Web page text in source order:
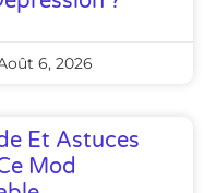
6, 2026
Et Astuces
Mod